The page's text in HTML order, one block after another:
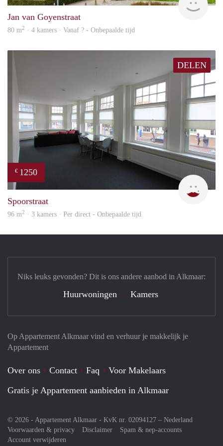
Jan van Goyenstraat
80 m2 · 4 kamers · Vanaf ? - Onbepaalde tijd
DELEN
€ 1250
Spoorstraat
96 m2 · 3 kamers · Per direct - Onbepaalde tijd
Op Appartement Alkmaar vind en verhuur je makkelijk je
Appartement
Over ons Contact Faq
Voor Makelaars
Gratis je Appartement aanbieden in Alkmaar
© 2026 - Appartement Alkmaar - KvK nr. 02094127 – Nederland
Voorwaarden & privacy
Disclaimer
Spam & nep-accounts
Account verwijderen
Niks leuks gevonden? Dit is ons andere aanbod in Alkmaar:
Huurwoningen Kamers